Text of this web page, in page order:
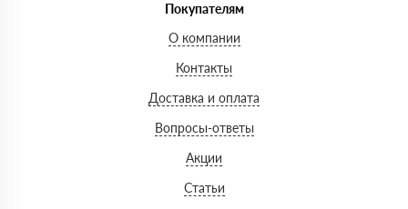
Покупателям
О компании
Контакты
Доставка и оплата
Вопросы-ответы
Акции
Статьи